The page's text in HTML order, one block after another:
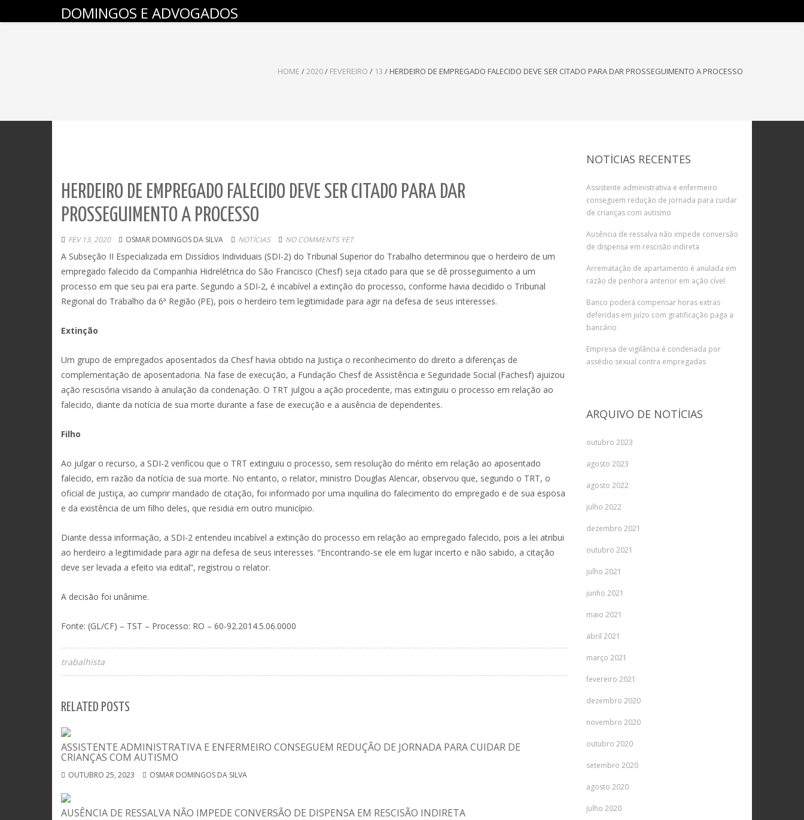
DOMINGOS E ADVOGADOS
HOME /2020/ FEVEREIRO / 13 / HERDEIRO DE EMPREGADO FALECIDO DEVE SER CITADO PARA DAR PROSSEGUIMENTO A PROCESSO
HERDEIRO DE EMPREGADO FALECIDO DEVE SER CITADO PARA DAR
PROSSEGUIMENTO A PROCESSO
FEV 13, 2020 OSMAR DOMINGOS DA SILVA NOTÍCIAS NO COMMENTS YET
A Subseção II Especializada em Dissídios Individuais (SDI-2) do Tribunal Superior do Trabalho determinou que o herdeiro de um
empregado falecido da Companhia Hidrelétrica do São Francisco (Chesf) seja citado para que se dê prosseguimento a um
processo em que seu pai era parte. Segundo a SDI-2, é incabível a extinção do processo, conforme havia decidido o Tribunal
Regional do Trabalho da 6ª Região (PE), pois o herdeiro tem legitimidade para agir na defesa de seus interesses.
Extinção
Um grupo de empregados aposentados da Chesf havia obtido na Justiça o reconhecimento do direito a diferenças de
complementação de aposentadoria. Na fase de execução, a Fundação Chesf de Assistência e Seguridade Social (Fachesf) ajuizou
ação rescisória visando à anulação da condenação. O TRT julgou a ação procedente, mas extinguiu o processo em relação ao
falecido, diante da notícia de sua morte durante a fase de execução e a ausência de dependentes.
Filho
Ao julgar o recurso, a SDI-2 verificou que o TRT extinguiu o processo, sem resolução do mérito em relação ao aposentado
falecido, em razão da notícia de sua morte. No entanto, o relator, ministro Douglas Alencar, observou que, segundo o TRT, o
oficial de justiça, ao cumprir mandado de citação, foi informado por uma inquilina do falecimento do empregado e de sua esposa
e da existência de um filho deles, que residia em outro município.
Diante dessa informação, a SDI-2 entendeu incabível a extinção do processo em relação ao empregado falecido, pois a lei atribui
ao herdeiro a legitimidade para agir na defesa de seus interesses. “Encontrando-se ele em lugar incerto e não sabido, a citação
deve ser levada a efeito via edital”, registrou o relator.
A decisão foi unânime.
Fonte: (GL/CF) – TST – Processo: RO – 60-92.2014.5.06.0000
trabalhista
RELATED POSTS
ASSISTENTE ADMINISTRATIVA E ENFERMEIRO CONSEGUEM REDUÇÃO DE JORNADA PARA CUIDAR DE
CRIANÇAS COM AUTISMO
OUTUBRO 25, 2023 OSMAR DOMINGOS DA SILVA
AUSÊNCIA DE RESSALVA NÃO IMPEDE CONVERSÃO DE DISPENSA EM RESCISÃO INDIRETA
NOTÍCIAS RECENTES
Assistente administrativa e enfermeiro
conseguem redução de jornada para cuidar
de crianças com autismo
Ausência de ressalva não impede conversão
de dispensa em rescisão indireta
Arrematação de apartamento é anulada em
razão de penhora anterior em ação cível
Banco poderá compensar horas extras
deferidas em juízo com gratificação paga a
bancário
Empresa de vigilância é condenada por
assédio sexual contra empregadas
ARQUIVO DE NOTÍCIAS
outubro 2023
agosto 2023
agosto 2022
julho 2022
dezembro 2021
outubro 2021
julho 2021
junho 2021
maio 2021
abril 2021
março 2021
fevereiro 2021
dezembro 2020
novembro 2020
outubro 2020
setembro 2020
agosto 2020
julho 2020